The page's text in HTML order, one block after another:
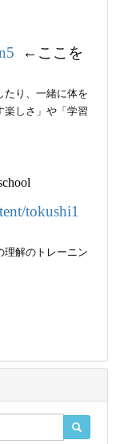
←ここを
たり、一緒に体を
楽しさ」や「学習
tokushi1
理解のトレーニン